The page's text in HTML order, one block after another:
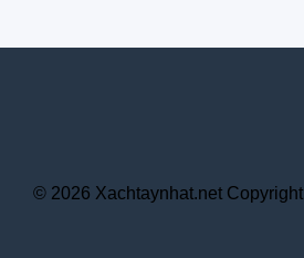
© 2026 Xachtaynhat.net Copyright